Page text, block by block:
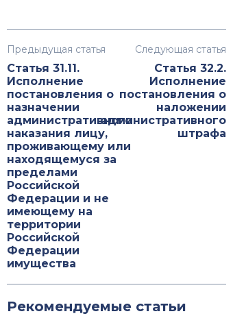
Предыдущая статья
Статья 31.11.
Исполнение
постановления о
назначении
административного
наказания лицу,
проживающему или
находящемуся за
пределами
Российской
Федерации и не
имеющему на
территории
Российской
Федерации
имущества
Следующая статья
Статья 32.2.
Исполнение
постановления о
наложении
административного
штрафа
Рекомендуемые статьи